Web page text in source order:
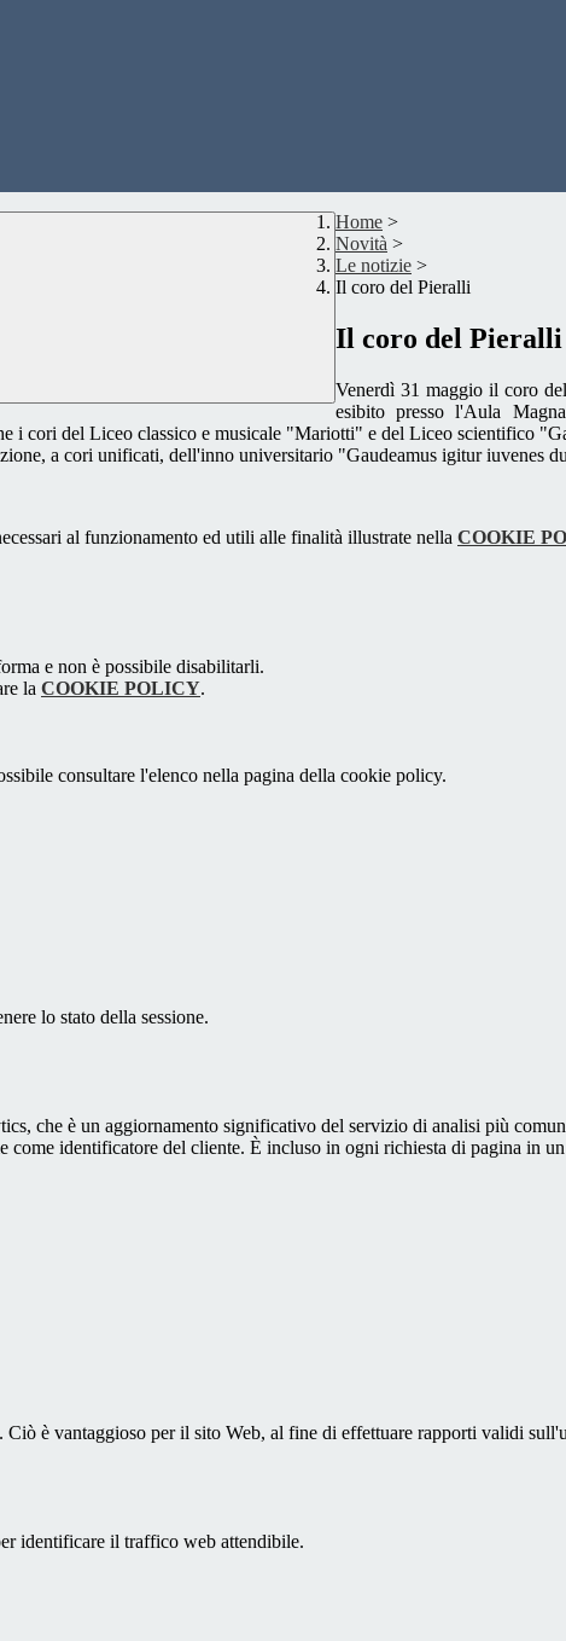
Home >
Novità >
Le notizie >
Il coro del Pieralli
Il coro del Pieralli
Venerdì 31 maggio il coro
esibito presso l'Aula
i cori del Liceo classico e musicale "Mariotti" e del Liceo scientifico
a cori unificati, dell'inno universitario "Gaudeamus igitur iuvenes
al funzionamento ed utili alle finalità illustrate nella COOKIE
e non è possibile disabilitarli.
la COOKIE POLICY.
consultare l'elenco nella pagina della cookie policy.
lo stato della sessione.
che è un aggiornamento significativo del servizio di analisi più
come identificatore del cliente. È incluso in ogni richiesta di pagina in
è vantaggioso per il sito Web, al fine di effettuare rapporti validi
identificare il traffico web attendibile.